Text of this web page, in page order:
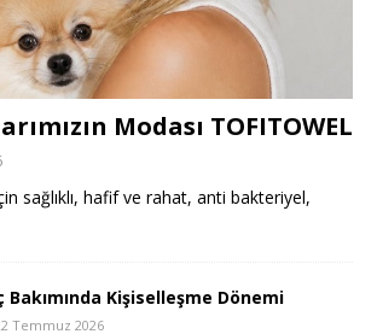
Modası TOFITOWEL
sağlıklı, hafif ve rahat, anti bakteriyel,
Bakımında Kişiselleşme Dönemi
Temmuz 2026